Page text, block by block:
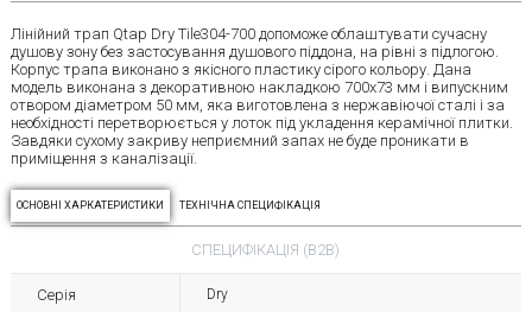
Лінійний трап Qtap Dry Tile304-700 допоможе облаштувати сучасну
душову зону без застосування душового піддона, на рівні з підлогою.
Корпус трапа виконано з якісного пластику сірого кольору. Дана
модель виконана з декоративною накладкою 700х73 мм і випускним
отвором діаметром 50 мм, яка виготовлена з нержавіючої сталі і за
необхідності перетворюється у лоток під укладення керамічної плитки.
Завдяки сухому закриву неприємний запах не буде проникати в
приміщення з каналізації.
ОСНОВНІ ХАРКАТЕРИСТИКИ ТЕХНІЧНА СПЕЦИФІКАЦІЯ
СПЕЦИФІКАЦІЯ (B2B)
Серія Dry